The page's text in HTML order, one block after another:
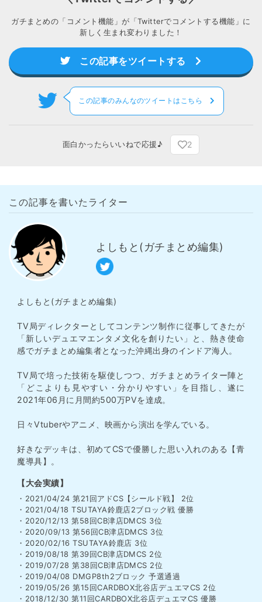
ガチまとめの「コメント機能」が「Twitterでコメントする機能」に
新しく生まれ変わりました！
この記事をツイートする
この記事のみんなのツイートはこちら
面白かったらいいねで応援♪ 2
この記事を書いたライター
よしもと(ガチまとめ編集)
よしもと(ガチまとめ編集)
TV局ディレクターとしてコンテンツ制作に従事してきたが
「新しいデュエマエンタメ文化を創りたい」と、熱き使命
感でガチまとめ編集者となった沖縄出身のインドア海人。
TV局で培った技術を駆使しつつ、ガチまとめライター陣と
「どこよりも見やすい・分かりやすい」を目指し、遂に
2021年06月に月間約500万PVを達成。
日々Vtuberやアニメ、映画から演出を学んでいる。
好きなデッキは、初めてCSで優勝した思い入れのある【青
魔導具】。
【大会実績】
・2021/04/24 第21回アドCS【シールド戦】 2位
・2021/04/18 TSUTAYA鈴鹿店2ブロック戦 優勝
・2020/12/13 第58回CB津店DMCS 3位
・2020/09/13 第56回CB津店DMCS 3位
・2020/02/16 TSUTAYA鈴鹿店 3位
・2019/08/18 第39回CB津店DMCS 2位
・2019/07/28 第38回CB津店DMCS 2位
・2019/04/08 DMGP8th2ブロック 予選通過
・2019/05/26 第15回CARDBOX北谷店デュエマCS 2位
・2018/12/30 第11回CARDBOX北谷店デュエマCS 優勝